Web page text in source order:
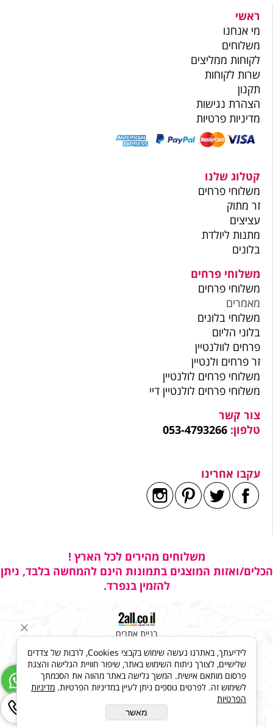
ראשי
מי אנחנו
משלוחים
לקוחות ממליצים
שרות לקוחות
תקנון
הצהרת נגישות
מדיניות פרטיות
קטלוג שלנו
משלוחי פרחים
זר מתוק
עציצים
מתנות ליולדת
בלונים
משלוחי פרחים
משלוחי פרחים
מאמרים
משלוחי בלונים
בלוני הליום
פרחים לוולנטיין
זר פרחים ולנטיין
משלוחי פרחים לולנטיין
משלוחי פרחים לולנטיין דיי
צור קשר
טלפון: 053-4793266
עקבו אחרינו
משלוחים מהירים לכל הארץ !
הכלים/ואזות המוצגים בתמונות הינם להמחשה בלבד, ניתן
להזמין בנפרד.
בניית אתרים
לידיעתך, באתרנו נעשה שימוש בקבצי Cookies, לרבות של צדדים
שלישיים, לצורך ניתוח השימוש באתר, שיפור חוויית הגלישה והצגת
פרסום מותאם אישית. המשך גלישה באתר מהווה את הסכמתך
לשימוש זה. לפרטים נוספים ניתן לעיין במדיניות הפרטיות. מדיניות
הפרטיות
מאשר